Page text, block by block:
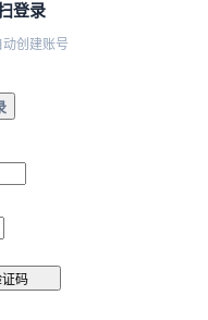
登录
创建账号
码